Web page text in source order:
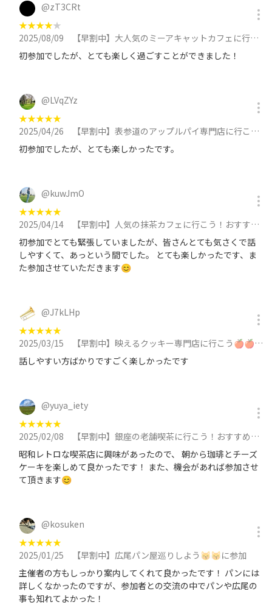
@zT3CRt
★★★★★
2025/08/09
【早割中】大人気のミーアキャットカフェに行こう🦊🦊🦊に参加
初参加でしたが、とても楽しく過ごすことができました！
@LVqZYz
★★★★★
2025/04/26
【早割中】表参道のアップルパイ専門店に行こう😽😽に参加
初参加でしたが、とても楽しかったです。
@kuwJmO
★★★★★
2025/04/14
【早割中】人気の抹茶カフェに行こう！おすすめは抹茶パフェです🦊🦊に参加
初参加でとても緊張していましたが、皆さんとても気さくで話
しやすくて、あっという間でした。 とても楽しかったです、ま
た参加させていただきます😊
@J7kLHp
★★★★★
2025/03/15
【早割中】映えるクッキー専門店に行こう🍎🍎20代30代限定🍠🍠に参加
話しやすい方ばかりですごく楽しかったです
@yuya_iety
★★★★★
2025/02/08
【早割中】銀座の老舗喫茶に行こう！おすすめはモンブランです🌸🌸に参加
昭和レトロな喫茶店に興味があったので、 朝から珈琲とチーズ
ケーキを楽しめて良かったです！ また、機会があれば参加させ
て頂きます😊
@kosuken
★★★★★
2025/01/25
【早割中】広尾パン屋巡りしよう😽😽に参加
主催者の方もしっかり案内してくれて良かったです！ パンには
詳しくなかったのですが、参加者との交流の中でパンや広尾の
事も知れてよかった！